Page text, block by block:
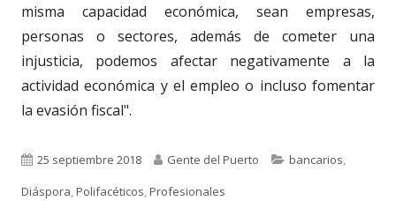
misma capacidad económica, sean empresas,
personas o sectores, además de cometer una
injusticia, podemos afectar negativamente a la
actividad económica y el empleo o incluso fomentar
la evasión fiscal".
Publicado
el
25 septiembre 2018 Autor
Gente del Puerto Categorías
bancarios
Diáspora Polifacéticos Profesionales